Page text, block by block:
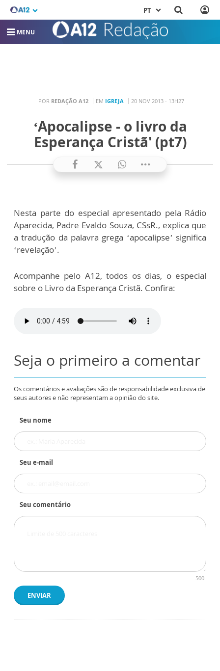
PT
MENU
POR REDAÇÃO A12 EM IGREJA 20 NOV 2013 - 13H27
‘Apocalipse - o livro da
Esperança Cristã' (pt7)
Nesta parte do especial apresentado pela Rádio
Aparecida, Padre Evaldo Souza, CSsR., explica que
a tradução da palavra grega ‘apocalipse’ significa
‘revelação’.
Acompanhe pelo A12, todos os dias, o especial
sobre o Livro da Esperança Cristã. Confira:
Seja o primeiro a comentar
Os comentários e avaliações são de responsabilidade exclusiva de
seus autores e não representam a opinião do site.
Seu nome
Seu e-mail
Seu comentário
500
ENVIAR